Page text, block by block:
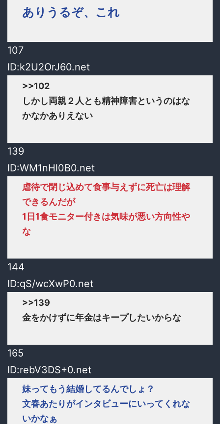
ありうるぞ、これ
107
ID:k2U2OrJ60.net
>>102
しかし両親２人とも精神障害というのはな
かなかありえない
139
ID:WM1nHl0B0.net
虐待で閉じ込めて食事与えずに死亡は理解
できるんだが
1日1食モニター付きは気味が悪い方向性や
な
144
ID:qS/wcXwP0.net
>>139
金をかけずに年金はキープしたいからな
165
ID:rebV3DS+0.net
妹ってもう結婚してるんでしょ？
文春あたりがインタビューにいってくれな
いかなぁ